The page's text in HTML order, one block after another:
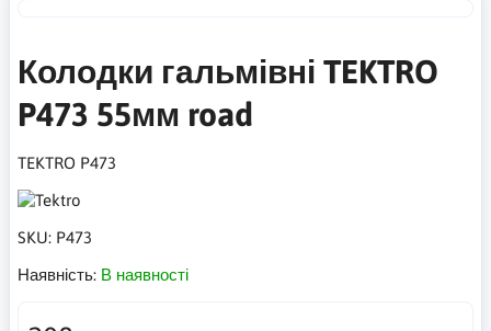
Колодки гальмівні TEKTRO
P473 55мм road
TEKTRO P473
SKU: P473
Наявність: В наявності